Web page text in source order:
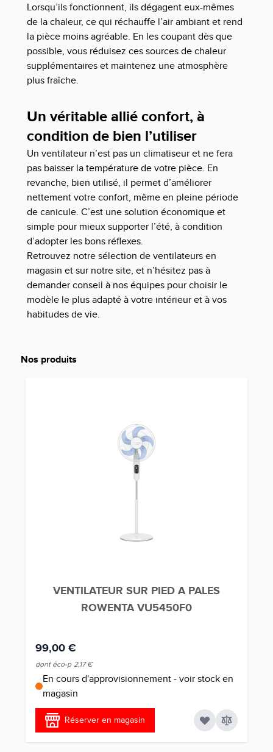
Lorsqu’ils fonctionnent, ils dégagent eux-mêmes
de la chaleur, ce qui réchauffe l’air ambiant et rend
la pièce moins agréable. En les coupant dès que
possible, vous réduisez ces sources de chaleur
supplémentaires et maintenez une atmosphère
plus fraîche.
Un véritable allié confort, à
condition de bien l’utiliser
Un ventilateur n’est pas un climatiseur et ne fera
pas baisser la température de votre pièce. En
revanche, bien utilisé, il permet d’améliorer
nettement votre confort, même en pleine période
de canicule. C’est une solution économique et
simple pour mieux supporter l’été, à condition
d’adopter les bons réflexes.
Retrouvez notre sélection de ventilateurs en
magasin et sur notre site, et n’hésitez pas à
demander conseil à nos équipes pour choisir le
modèle le plus adapté à votre intérieur et à vos
habitudes de vie.
Nos produits
VENTILATEUR SUR PIED A PALES
ROWENTA VU5450F0
99,00 €
dont éco-p 2,17 €
En cours d'approvisionnement - voir stock en
magasin
Réserver en magasin